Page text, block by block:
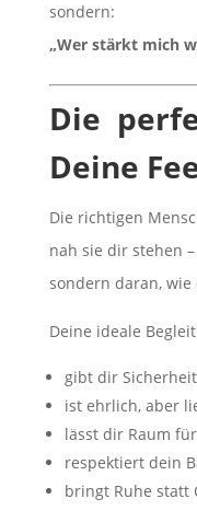
sondern:
„Wer stärkt mich
Die
Deine
Die richtigen
nah sie dir stehen –
sondern daran, wie
Deine ideale
gibt dir
ist ehrlich, aber
lässt dir Raum
respektiert dein
bringt Ruhe statt